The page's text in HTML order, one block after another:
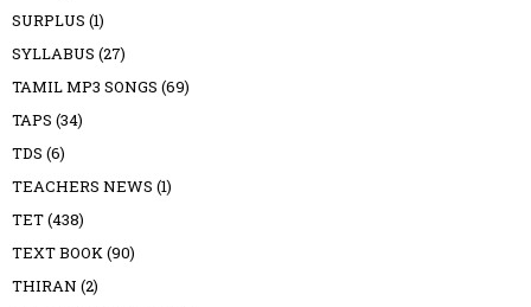
SURPLUS (1)
SYLLABUS (27)
TAMIL MP3 SONGS (69)
TAPS (34)
TDS (6)
TEACHERS NEWS (1)
TET(438)
TEXT BOOK(90)
THIRAN (2)